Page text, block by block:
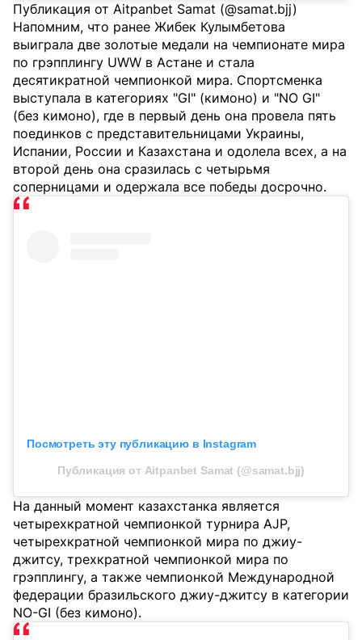
Публикация от Aitpanbet Samat (@samat.bjj)
Напомним, что ранее Жибек Кулымбетова
выиграла две золотые медали на чемпионате мира
по грэпплингу UWW в Астане и стала
десятикратной чемпионкой мира. Спортсменка
выступала в категориях "GI" (кимоно) и "NO GI"
(без кимоно), где в первый день она провела пять
поединков с представительницами Украины,
Испании, России и Казахстана и одолела всех, а на
второй день она сразилась с четырьмя
соперницами и одержала все победы досрочно.
Посмотреть эту публикацию в Instagram
Публикация от Aitpanbet Samat (@samat.bjj)
На данный момент казахстанка является
четырехкратной чемпионкой турнира AJP,
четырехкратной чемпионкой мира по джиу-
джитсу, трехкратной чемпионкой мира по
грэпплингу, а также чемпионкой Международной
федерации бразильского джиу-джитсу в категории
NO-GI (без кимоно).